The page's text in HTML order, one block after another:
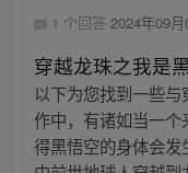
1 个回答 2024年09
穿越龙珠之我是
以下为您找到一些
作中，有诸如当一
得黑悟空的身体会